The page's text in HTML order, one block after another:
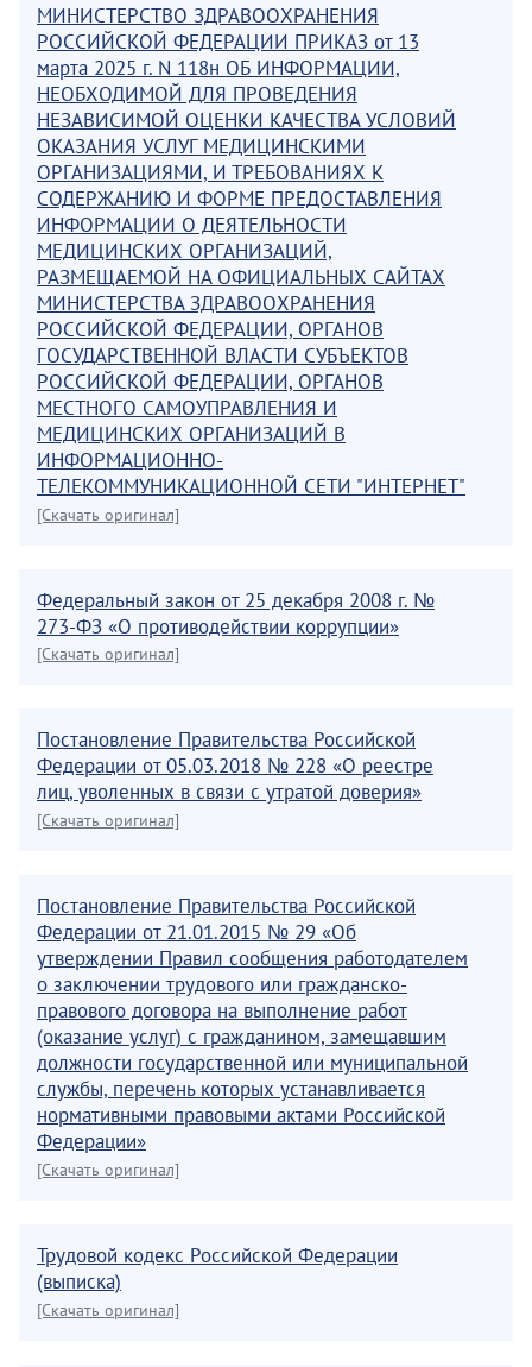
МИНИСТЕРСТВО ЗДРАВООХРАНЕНИЯ
РОССИЙСКОЙ ФЕДЕРАЦИИ ПРИКАЗ от 13
марта 2025 г. N 118н ОБ ИНФОРМАЦИИ,
НЕОБХОДИМОЙ ДЛЯ ПРОВЕДЕНИЯ
НЕЗАВИСИМОЙ ОЦЕНКИ КАЧЕСТВА УСЛОВИЙ
ОКАЗАНИЯ УСЛУГ МЕДИЦИНСКИМИ
ОРГАНИЗАЦИЯМИ, И ТРЕБОВАНИЯХ К
СОДЕРЖАНИЮ И ФОРМЕ ПРЕДОСТАВЛЕНИЯ
ИНФОРМАЦИИ О ДЕЯТЕЛЬНОСТИ
МЕДИЦИНСКИХ ОРГАНИЗАЦИЙ,
РАЗМЕЩАЕМОЙ НА ОФИЦИАЛЬНЫХ САЙТАХ
МИНИСТЕРСТВА ЗДРАВООХРАНЕНИЯ
РОССИЙСКОЙ ФЕДЕРАЦИИ, ОРГАНОВ
ГОСУДАРСТВЕННОЙ ВЛАСТИ СУБЪЕКТОВ
РОССИЙСКОЙ ФЕДЕРАЦИИ, ОРГАНОВ
МЕСТНОГО САМОУПРАВЛЕНИЯ И
МЕДИЦИНСКИХ ОРГАНИЗАЦИЙ В
ИНФОРМАЦИОННО-
ТЕЛЕКОММУНИКАЦИОННОЙ СЕТИ "ИНТЕРНЕТ"
[Скачать оригинал]
Федеральный закон от 25 декабря 2008 г. №
273-ФЗ «О противодействии коррупции»
[Скачать оригинал]
Постановление Правительства Российской
Федерации от 05.03.2018 № 228 «О реестре
лиц, уволенных в связи с утратой доверия»
[Скачать оригинал]
Постановление Правительства Российской
Федерации от 21.01.2015 № 29 «Об
утверждении Правил сообщения работодателем
о заключении трудового или гражданско-
правового договора на выполнение работ
(оказание услуг) с гражданином, замещавшим
должности государственной или муниципальной
службы, перечень которых устанавливается
нормативными правовыми актами Российской
Федерации»
[Скачать оригинал]
Трудовой кодекс Российской Федерации
(выписка)
[Скачать оригинал]